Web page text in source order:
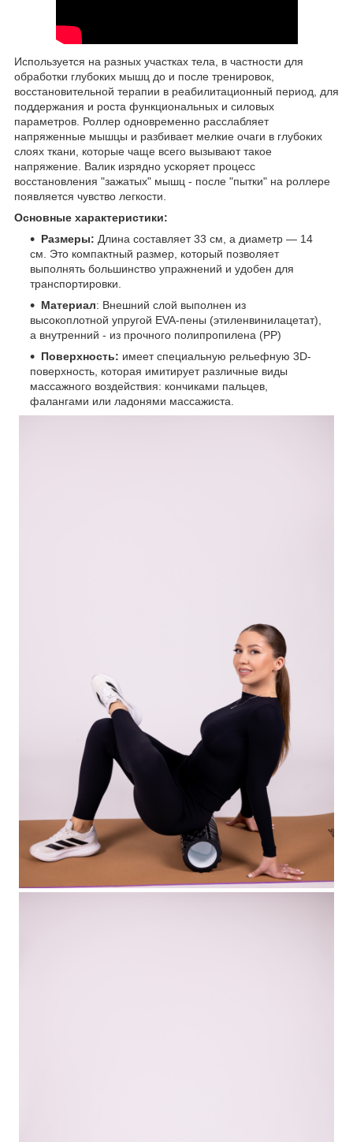
Используется на разных участках тела, в частности для
обработки глубоких мышц до и после тренировок,
восстановительной терапии в реабилитационный период, для
поддержания и роста функциональных и силовых
параметров. Роллер одновременно расслабляет
напряженные мышцы и разбивает мелкие очаги в глубоких
слоях ткани, которые чаще всего вызывают такое
напряжение. Валик изрядно ускоряет процесс
восстановления "зажатых" мышц - после "пытки" на роллере
появляется чувство легкости.
Основные характеристики:
Размеры: Длина составляет 33 см, а диаметр — 14
см. Это компактный размер, который позволяет
выполнять большинство упражнений и удобен для
транспортировки.
Материал: Внешний слой выполнен из
высокоплотной упругой EVA-пены (этиленвинилацетат),
а внутренний - из прочного полипропилена (PP)
Поверхность: имеет специальную рельефную 3D-
поверхность, которая имитирует различные виды
массажного воздействия: кончиками пальцев,
фалангами или ладонями массажиста.